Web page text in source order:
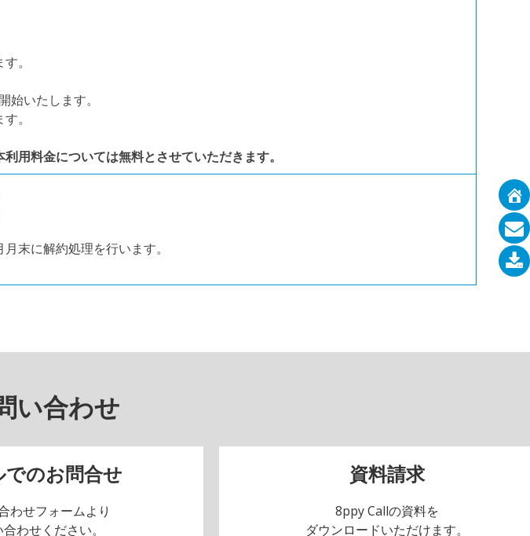
。
始いたします。
。
用料金については無料とさせていただきます。
末に解約処理を行います。
い合わせ
でのお問合せ
わせフォームより
わせください。
資料請求
8ppy Callの資料を
ダウンロードいただけます。